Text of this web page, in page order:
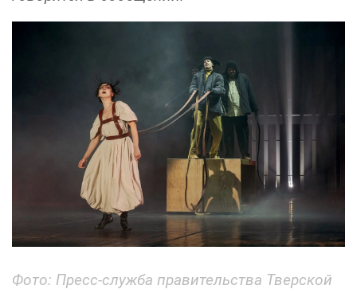
Фото: Пресс-служба правительства Тверской